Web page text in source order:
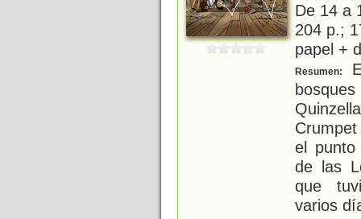
De 14 a
204 p.;
papel +
Resumen:
el punto
de las
que
varios